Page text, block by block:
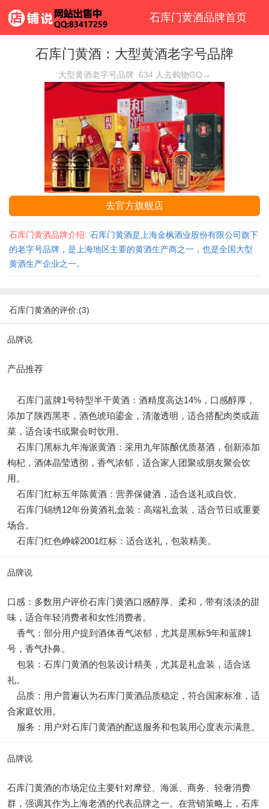
石库门黄酒品牌首页
石库门黄酒：大型黄酒老字号品牌
大型黄酒老字号品牌 634 人去购物GO→
去官方旗舰店
石库门黄酒品牌介绍: 石库门黄酒是上海金枫酒业股份有限公司旗下
的老字号品牌，是上海地区主要的黄酒生产商之一，也是全国大型
黄酒生产企业之一。
石库门黄酒的评价:(3)
品牌说
产品推荐
石库门蓝牌1号特型半干黄酒：酒精度高达14%，口感醇厚，
添加了陕西黑枣，酒色琥珀鎏金，清澈透明，适合搭配肉类或蔬
菜，适合读书或聚会时饮用。
石库门黑标九年海派黄酒：采用九年陈酿优质基酒，创新添加
枸杞，酒体晶莹透彻，香气浓郁，适合家人团聚或朋友聚会饮
用。
石库门红标五年陈黄酒：营养保健酒，适合送礼或自饮。
石库门锦绣12年份黄酒礼盒装：高端礼盒装，适合节日或重要
场合。
石库门红色峥嵘2001红标：适合送礼，包装精美。
品牌说
口感：多数用户评价石库门黄酒口感醇厚、柔和，带有淡淡的甜
味，适合年轻消费者和女性消费者。
香气：部分用户提到酒体香气浓郁，尤其是黑标9年和蓝牌1
号，香气扑鼻。
包装：石库门黄酒的包装设计精美，尤其是礼盒装，适合送
礼。
品质：用户普遍认为石库门黄酒品质稳定，符合国家标准，适
合家庭饮用。
服务：用户对石库门黄酒的配送服务和包装用心度表示满意。
品牌说
石库门黄酒的市场定位主要针对摩登、海派、商务、轻奢消费
群，强调其作为上海老酒的代表品牌之一。在营销策略上，石库